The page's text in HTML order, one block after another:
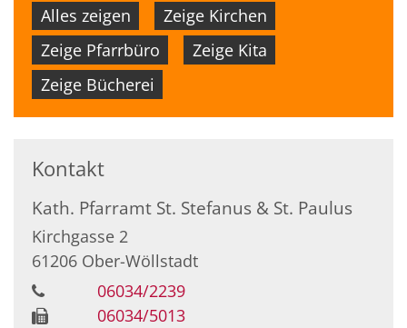
Alles zeigen
Zeige Kirchen
Zeige Pfarrbüro
Zeige Kita
Zeige Bücherei
Kontakt
Kath. Pfarramt St. Stefanus & St. Paulus
Kirchgasse 2
61206 Ober-Wöllstadt
06034/2239
06034/5013